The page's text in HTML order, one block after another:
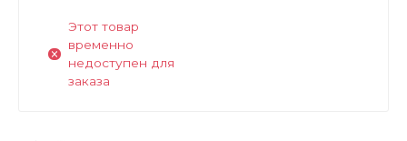
Этот товар
временно
недоступен для
заказа